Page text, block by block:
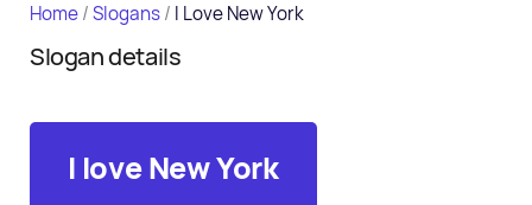
Home/Slogans/ I Love New York
Slogan details
I love New York